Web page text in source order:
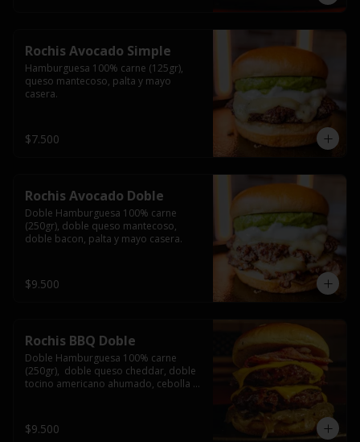
Rochis Avocado Simple
Hamburguesa 100% carne (125gr),
queso mantecoso, palta y mayo
casera.
$7.500
Rochis Avocado Doble
Doble Hamburguesa 100% carne
(250gr), doble queso mantecoso,
doble bacon, palta y mayo casera.
$9.500
Rochis BBQ Doble
Doble Hamburguesa 100% carne
(250gr),  doble queso cheddar, doble
tocino americano ahumado, cebolla
$9.500